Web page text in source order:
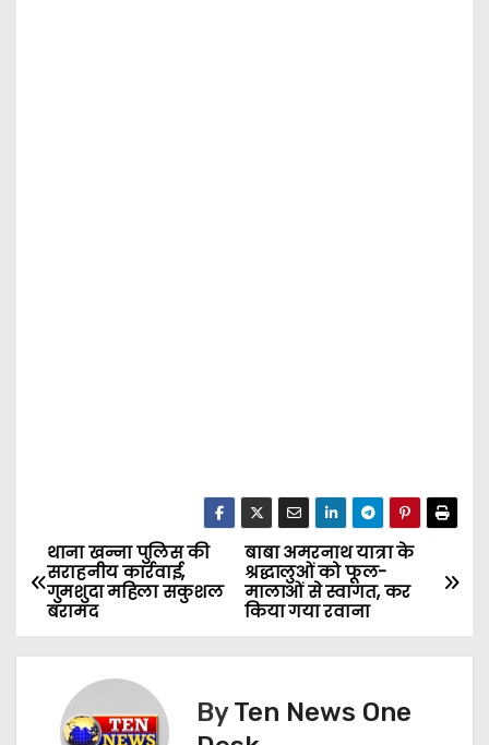
P
o
s
बाबा अमरनाथ यात्रा के
श्रद्धालुओं को फूल-
मालाओं से स्वागत, कर
किया गया रवाना
थाना खन्ना पुलिस की
सराहनीय कार्रवाई,
गुमशुदा महिला सकुशल
बरामद
ByTen News One